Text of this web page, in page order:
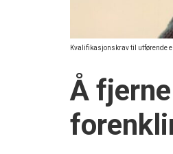
Kvalifikasjonskrav til utførende
Å